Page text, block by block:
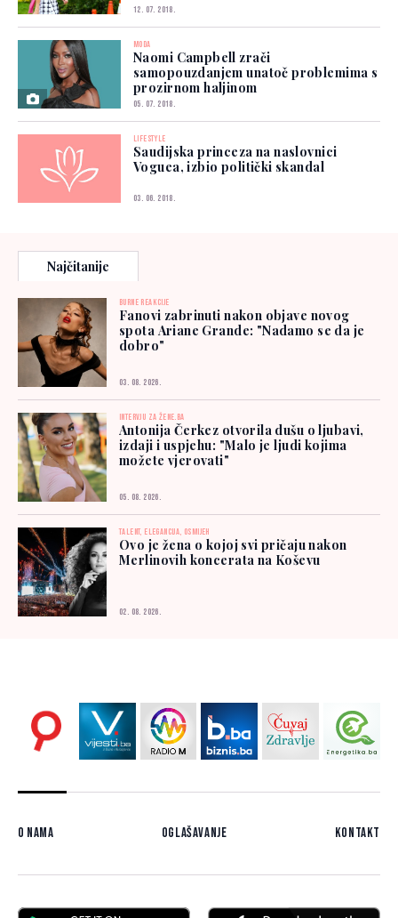
12. 07. 2018.
MODA
Naomi Campbell zrači
samopouzdanjem unatoč problemima s
prozirnom haljinom
05. 07. 2018.
LIFESTYLE
Saudijska princeza na naslovnici
Voguea, izbio politički skandal
03. 06. 2018.
Najčitanije
BURNE REAKCIJE
Fanovi zabrinuti nakon objave novog
spota Ariane Grande: "Nadamo se da je
dobro"
03. 08. 2026.
INTERVJU ZA ŽENE.BA
Antonija Čerkez otvorila dušu o ljubavi,
izdaji i uspjehu: "Malo je ljudi kojima
možete vjerovati"
05. 08. 2026.
TALENT, ELEGANCIJA, OSMIJEH
Ovo je žena o kojoj svi pričaju nakon
Merlinovih koncerata na Koševu
02. 08. 2026.
O nama Oglašavanje Kontakt